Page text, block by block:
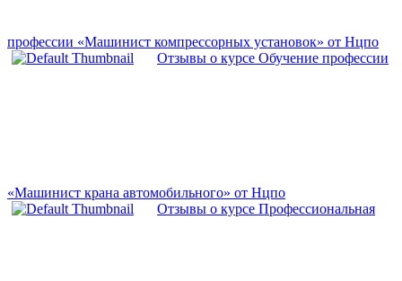
профессии «Машинист компрессорных установок» от Нцпо
Отзывы о курсе Обучение профессии
«Машинист крана автомобильного» от Нцпо
Отзывы о курсе Профессиональная